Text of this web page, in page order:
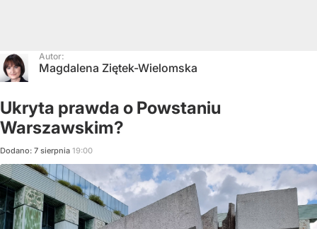
Autor:
Magdalena Ziętek-Wielomska
Ukryta prawda o Powstaniu
Warszawskim?
Dodano: 7 sierpnia 19:00